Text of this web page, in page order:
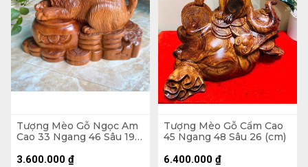
Tượng Mèo Gỗ Ngọc Am
Cao 33 Ngang 46 Sâu 19
3.600.000 ₫
Tượng Mèo Gỗ Cẩm Cao
45 Ngang 48 Sâu 26 (cm)
6.400.000 ₫